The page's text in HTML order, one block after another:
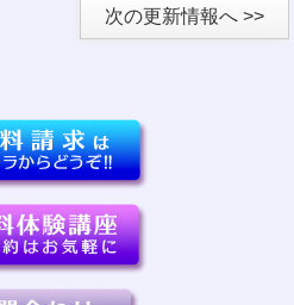
次の更新情報へ >>